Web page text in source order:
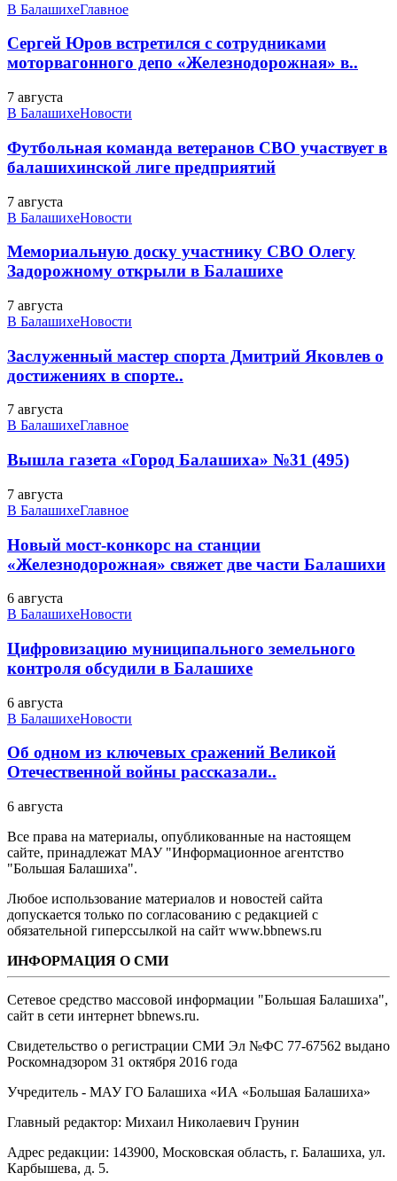
В БалашихеГлавное
Сергей Юров встретился с сотрудниками
моторвагонного депо «Железнодорожная» в..
7 августа
В БалашихеНовости
Футбольная команда ветеранов СВО участвует в
балашихинской лиге предприятий
7 августа
В БалашихеНовости
Мемориальную доску участнику СВО Олегу
Задорожному открыли в Балашихе
7 августа
В БалашихеНовости
Заслуженный мастер спорта Дмитрий Яковлев о
достижениях в спорте..
7 августа
В БалашихеГлавное
Вышла газета «Город Балашиха» №31 (495)
7 августа
В БалашихеГлавное
Новый мост-конкорс на станции
«Железнодорожная» свяжет две части Балашихи
6 августа
В БалашихеНовости
Цифровизацию муниципального земельного
контроля обсудили в Балашихе
6 августа
В БалашихеНовости
Об одном из ключевых сражений Великой
Отечественной войны рассказали..
6 августа
Все права на материалы, опубликованные на настоящем
сайте, принадлежат МАУ "Информационное агентство
"Большая Балашиха".
Любое использование материалов и новостей сайта
допускается только по согласованию с редакцией с
обязательной гиперссылкой на сайт www.bbnews.ru
ИНФОРМАЦИЯ О СМИ
Сетевое средство массовой информации "Большая Балашиха",
сайт в сети интернет bbnews.ru.
Свидетельство о регистрации СМИ Эл №ФС ‎77-67562 выдано
Роскомнадзором 31 октября 2016 года
Учредитель - МАУ ГО Балашиха «ИА «Большая Балашиха»
Главный редактор: Михаил Николаевич Грунин
Адрес редакции: 143900, Московская область, г. Балашиха, ул.
Карбышева, д. 5.